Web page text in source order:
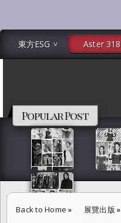
東方ESG Aster 318
Popular Post
Back to Home » 展覽出版 »